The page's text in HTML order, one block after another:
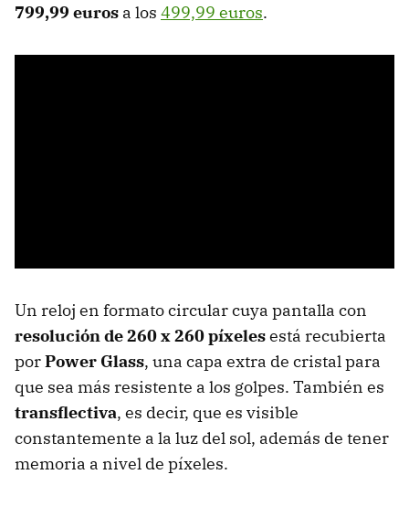
799,99 euros a los 499,99 euros.
Un reloj en formato circular cuya pantalla con
resolución de 260 x 260 píxelesestá recubierta
porPower Glass, una capa extra de cristal para
que sea más resistente a los golpes. También es
transflectiva, es decir, que es visible
constantemente a la luz del sol, además de tener
memoria a nivel de píxeles.